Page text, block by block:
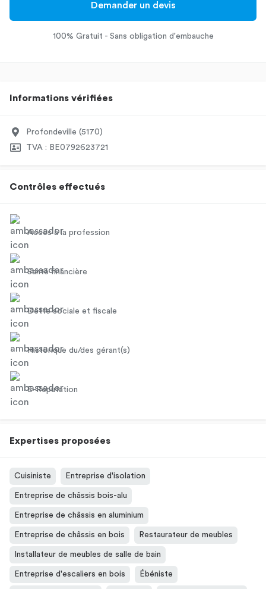
Demander un devis
100% Gratuit - Sans obligation d'embauche
Informations vérifiées
Profondeville (5170)
TVA : BE0792623721
Contrôles effectués
Accès à la profession
Santé financière
Dette sociale et fiscale
Historique du/des gérant(s)
E-Réputation
Expertises proposées
Cuisiniste Entreprise d'isolation
Entreprise de châssis bois-alu
Entreprise de châssis en aluminium
Entreprise de châssis en bois Restaurateur de meubles
Installateur de meubles de salle de bain
Entreprise d'escaliers en bois Ébéniste